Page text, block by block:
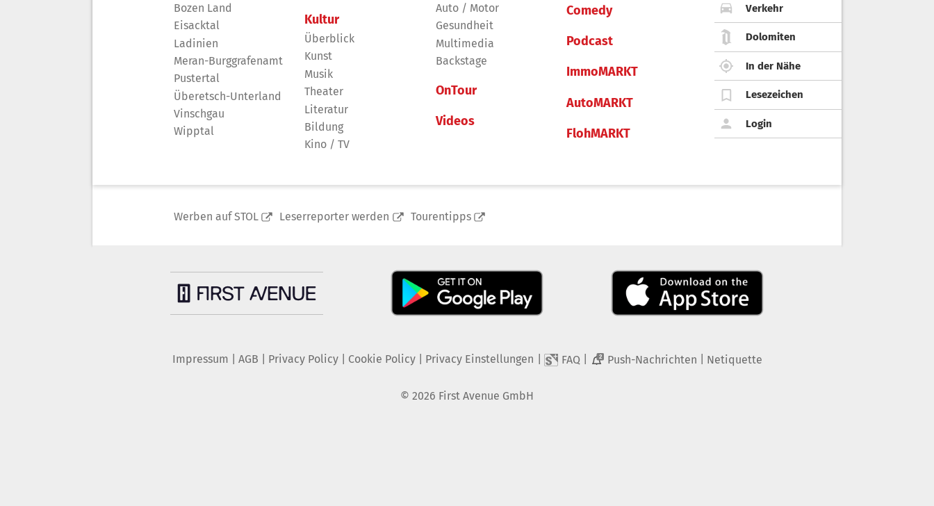
Bozen Land
Eisacktal
Ladinien
Meran-Burggrafenamt
Pustertal
Überetsch-Unterland
Vinschgau
Wipptal
Kultur
Überblick
Kunst
Musik
Theater
Literatur
Bildung
Kino / TV
Auto / Motor
Gesundheit
Multimedia
Backstage
OnTour
Videos
Comedy
Podcast
ImmoMARKT
AutoMARKT
FlohMARKT
Verkehr
Dolomiten
In der Nähe
Lesezeichen
Login
Werben auf STOL Leserreporter werden Tourentipps
Impressum AGB Privacy Policy| Cookie Policy| Privacy Einstellungen FAQ 2 Push-Nachrichten Netiquette
© 2026 First Avenue GmbH